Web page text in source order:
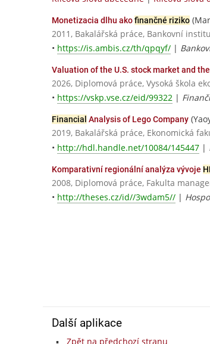
Monetizacia dlhu akofinančné riziko
2011, Bakalářská práce, Bankovní
• https://is.ambis.cz/th/qpqyf/ |
Valuation of the U.S. stock market and
2026, Diplomová práce, Vysoká škola
• https://vskp.vse.cz/eid/99322 |
Financial Analysis of Lego Company
2019, Bakalářská práce, Ekonomická
• http://hdl.handle.net/10084/145447 |
Komparativní regionální analýza vývoje
2008, Diplomová práce, Fakulta
• http://theses.cz/id//3wdam5// |
Další aplikace
Zpět na předchozí stranu